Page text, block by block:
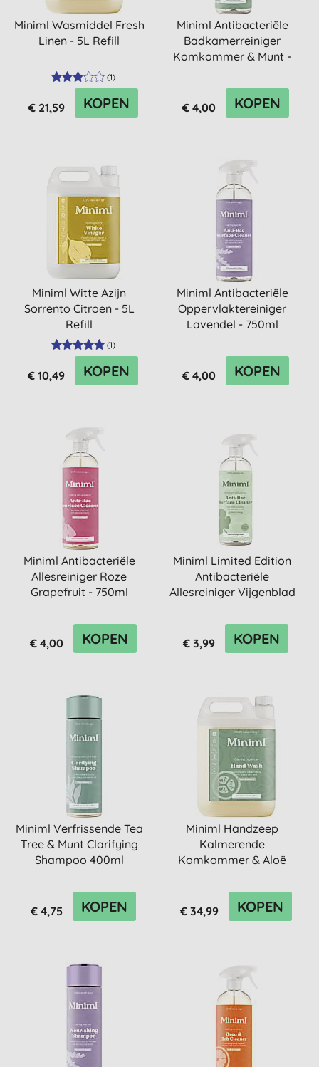
Miniml Wasmiddel Fresh
Linen - 5L Refill
(1)
€ 21,59 KOPEN
Miniml Antibacteriële
Badkamerreiniger
Komkommer & Munt -
€ 4,00 KOPEN
Miniml Witte Azijn
Sorrento Citroen - 5L
Refill
(1)
€ 10,49 KOPEN
Miniml Antibacteriële
Oppervlaktereiniger
Lavendel - 750ml
€ 4,00 KOPEN
Miniml Antibacteriële
Allesreiniger Roze
Grapefruit - 750ml
€ 4,00 KOPEN
Miniml Limited Edition
Antibacteriële
Allesreiniger Vijgenblad
€ 3,99 KOPEN
Miniml Verfrissende Tea
Tree & Munt Clarifying
Shampoo 400ml
€ 4,75 KOPEN
Miniml Handzeep
Kalmerende
Komkommer & Aloë
€ 34,99 KOPEN